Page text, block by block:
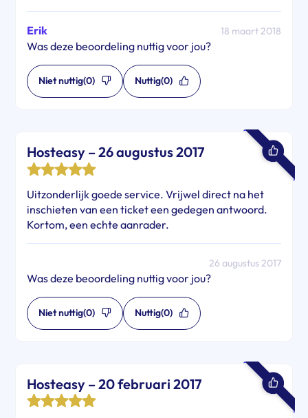
Erik 18 maart 2018
Was deze beoordeling nuttig voor jou?
Niet nuttig(0) Nuttig(0)
Hosteasy – 26 augustus 2017
Uitzonderlijk goede service. Vrijwel direct na het
inschieten van een ticket een gedegen antwoord.
Kortom, een echte aanrader.
26 augustus 2017
Was deze beoordeling nuttig voor jou?
Niet nuttig(0) Nuttig(0)
Hosteasy – 20 februari 2017